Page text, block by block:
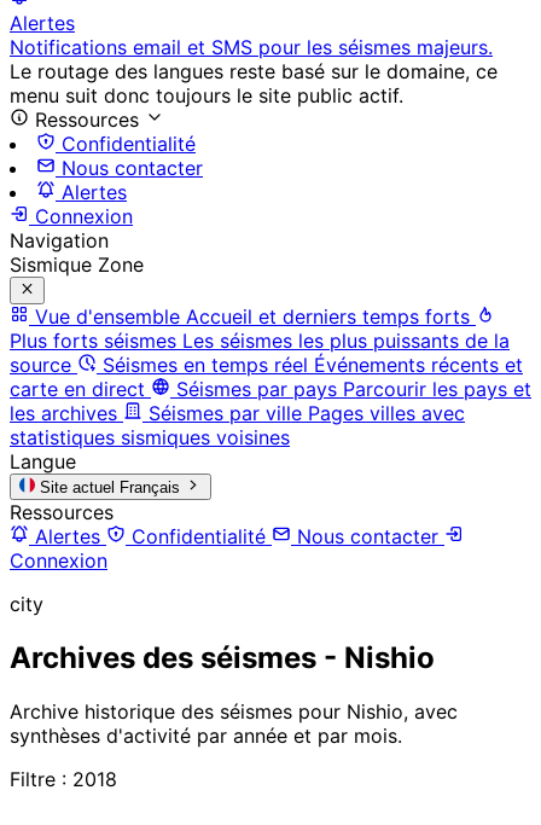
Alertes
Notifications email et SMS pour les séismes majeurs.
Le routage des langues reste basé sur le domaine, ce
menu suit donc toujours le site public actif.
Ressources
Confidentialité
Nous contacter
Alertes
Connexion
Navigation
Sismique Zone
Vue d'ensemble Accueil et derniers temps forts
Plus forts séismes Les séismes les plus puissants de la
source
Séismes en temps réel Événements récents et
carte en direct
Séismes par pays Parcourir les pays et
les archives
Séismes par ville Pages villes avec
statistiques sismiques voisines
Langue
Site actuel Français
Ressources
Alertes
Confidentialité
Nous contacter
Connexion
city
Archives des séismes - Nishio
Archive historique des séismes pour Nishio, avec
synthèses d'activité par année et par mois.
Filtre : 2018